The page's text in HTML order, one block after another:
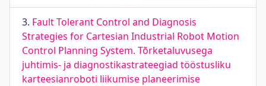
3. Fault Tolerant Control and Diagnosis
Strategies for Cartesian Industrial Robot Motion
Control Planning System. Tõrketaluvusega
juhtimis- ja diagnostikastrateegiad tööstusliku
karteesianroboti liikumise planeerimise